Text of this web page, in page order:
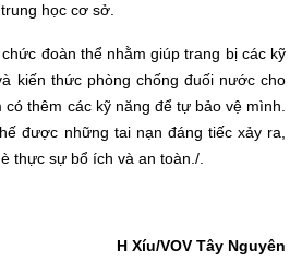
học cơ sở.
đoàn thể nhằm giúp trang bị các kỹ
kiến thức phòng chống đuối nước cho
có thêm các kỹ năng để tự bảo vệ mình.
được những tai nạn đáng tiếc xảy ra,
thực sự bổ ích và an toàn./.
H Xíu/VOV Tây Nguyên